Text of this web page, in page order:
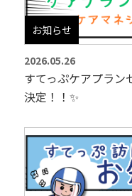
お知らせ
2026.05.26
すてっぷケアプラ
決定！！✨